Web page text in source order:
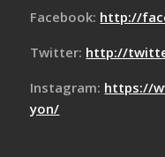
Facebook: http://
Twitter: http://
Instagram: https://
yon/